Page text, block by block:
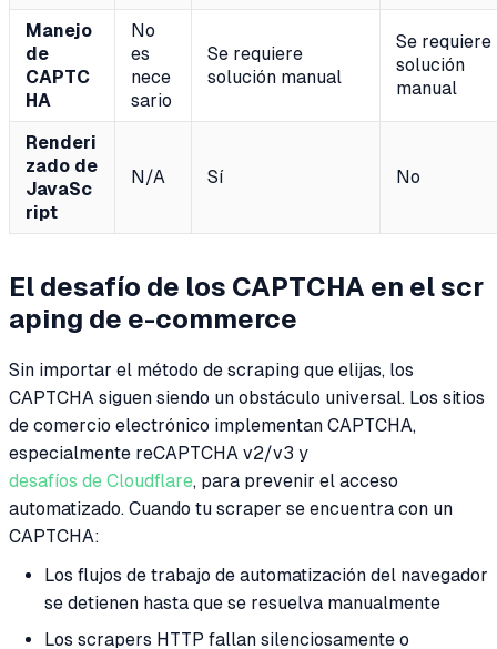
Manejo
de
CAPTC
HA
No
es
nece
sario
Se requiere
solución manual
Se requiere
solución
manual
Renderi
zado de
JavaSc
ript
N/A Sí No
El desafío de los CAPTCHA en el scr
aping de e-commerce
Sin importar el método de scraping que elijas, los
CAPTCHA siguen siendo un obstáculo universal. Los sitios
de comercio electrónico implementan CAPTCHA,
especialmente reCAPTCHA v2/v3 y
desafíos de Cloudflare, para prevenir el acceso
automatizado. Cuando tu scraper se encuentra con un
CAPTCHA:
Los flujos de trabajo de automatización del navegador
se detienen hasta que se resuelva manualmente
Los scrapers HTTP fallan silenciosamente o